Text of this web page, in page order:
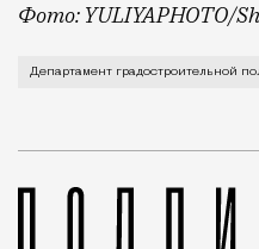
Фото: YULIYAPHOTO/
Как говорится в
Департамент градостроительной